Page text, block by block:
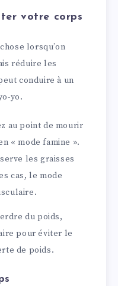
votre corps
lorsqu’on
réduire les
conduire à un
yo.
au point de mourir
« mode famine ».
les graisses
cas, le mode
du poids,
pour éviter le
de poids.